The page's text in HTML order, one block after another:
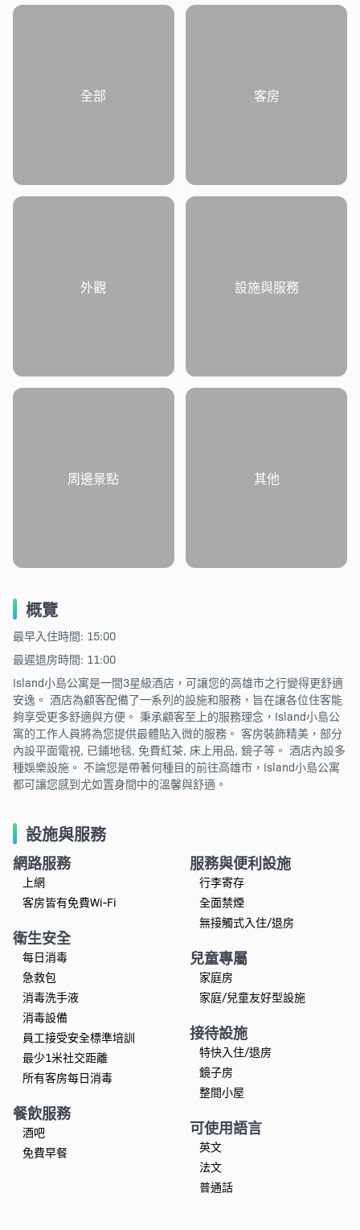
全部 客房
外觀 設施與服務
周邊景點 其他
概覽
最早入住時間: 15:00
最遲退房時間: 11:00
Island小島公寓是一間3星級酒店，可讓您的高雄市之行變得更舒適
安逸。 酒店為顧客配備了一系列的設施和服務，旨在讓各位住客能
夠享受更多舒適與方便。 秉承顧客至上的服務理念，Island小島公
寓的工作人員將為您提供最體貼入微的服務。 客房裝飾精美，部分
內設平面電視, 已鋪地毯, 免費紅茶, 床上用品, 鏡子等。 酒店內設多
種娛樂設施。 不論您是帶著何種目的前往高雄市，Island小島公寓
都可讓您感到尤如置身間中的溫馨與舒適。
設施與服務
網路服務
上網
客房皆有免費Wi-Fi
衛生安全
每日消毒
急救包
消毒洗手液
消毒設備
員工接受安全標準培訓
最少1米社交距離
所有客房每日消毒
餐飲服務
酒吧
免費早餐
服務與便利設施
行李寄存
全面禁煙
無接觸式入住/退房
兒童專屬
家庭房
家庭/兒童友好型設施
接待設施
特快入住/退房
鏡子房
整間小屋
可使用語言
英文
法文
普通話